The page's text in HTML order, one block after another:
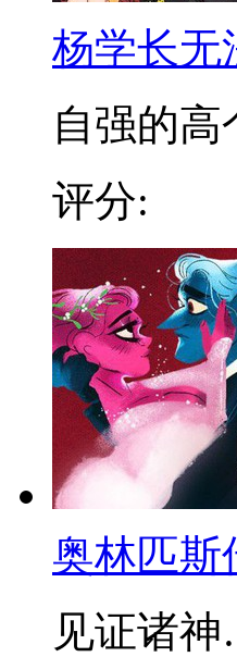
杨学长无
自强的高
评分:
奥林匹斯
见证诸